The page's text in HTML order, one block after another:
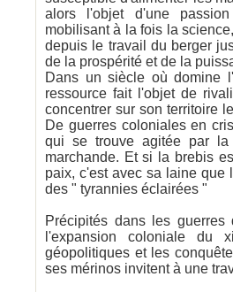
alors l'objet d'une
mobilisant à la fois la
depuis le travail du berger
de la prospérité et de la
Dans un siècle où domine
ressource fait l'objet de
concentrer sur son territoire
De guerres coloniales en
qui se trouve agitée par la
marchande. Et si la brebis
paix, c'est avec sa laine que
des " tyrannies éclairées "
Précipités dans les
l'expansion coloniale du
géopolitiques et les
ses mérinos invitent à une